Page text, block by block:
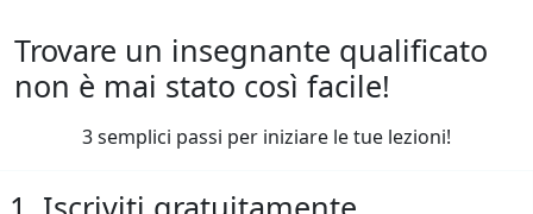
Trovare un insegnante qualificato
non è mai stato così facile!
3 semplici passi per iniziare le tue lezioni!